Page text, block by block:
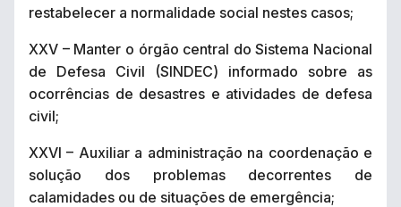
restabelecer a normalidade social nestes casos;
XXV – Manter o órgão central do Sistema Nacional
de Defesa Civil (SINDEC) informado sobre as
ocorrências de desastres e atividades de defesa
civil;
XXVI – Auxiliar a administração na coordenação e
solução dos problemas decorrentes de
calamidades ou de situações de emergência;